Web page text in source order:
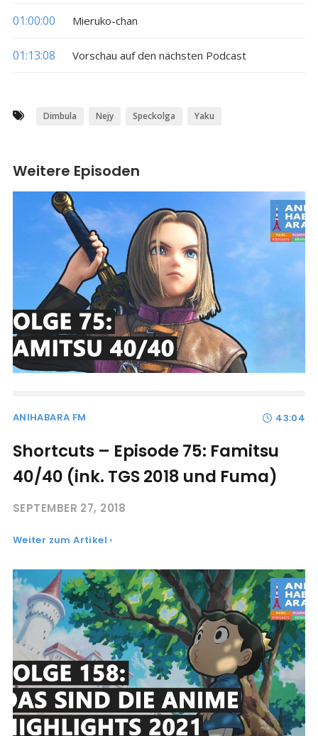
01:00:00 Mieruko-chan
01:13:08 Vorschau auf den nächsten Podcast
Dimbula Nejy Speckolga Yaku
Weitere Episoden
ANIHABARA FM 43:04
Shortcuts – Episode 75: Famitsu
40/40 (ink. TGS 2018 und Fuma)
SEPTEMBER 27, 2018
Weiter zum Artikel ›